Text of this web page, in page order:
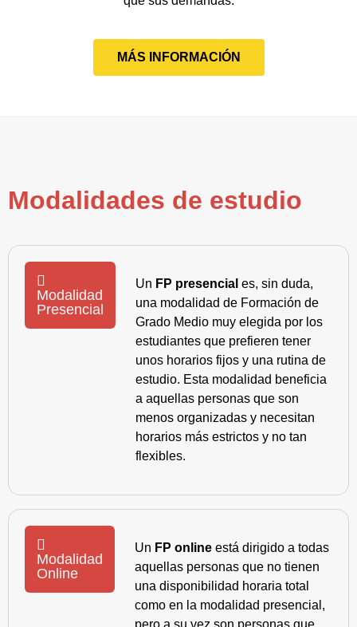
MÁS INFORMACIÓN
Modalidades de estudio
Modalidad
Presencial
Un FP presencial es, sin duda,
una modalidad de Formación de
Grado Medio muy elegida por los
estudiantes que prefieren tener
unos horarios fijos y una rutina de
estudio. Esta modalidad beneficia
a aquellas personas que son
menos organizadas y necesitan
horarios más estrictos y no tan
flexibles.
Modalidad
Online
Un FP online está dirigido a todas
aquellas personas que no tienen
una disponibilidad horaria total
como en la modalidad presencial,